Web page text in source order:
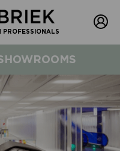
PROFESSIONALS